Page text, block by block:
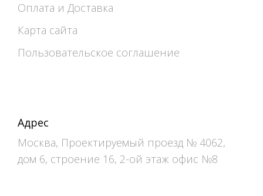
Оплата и Доставка
Карта сайта
Пользовательское соглашение
Адрес
Москва, Проектируемый проезд № 4062,
дом 6, строение 16, 2-ой этаж офис №8